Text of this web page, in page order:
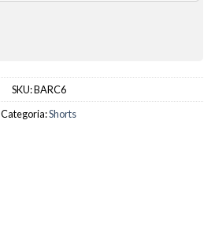
SKU:BARC6
Categoria:Shorts